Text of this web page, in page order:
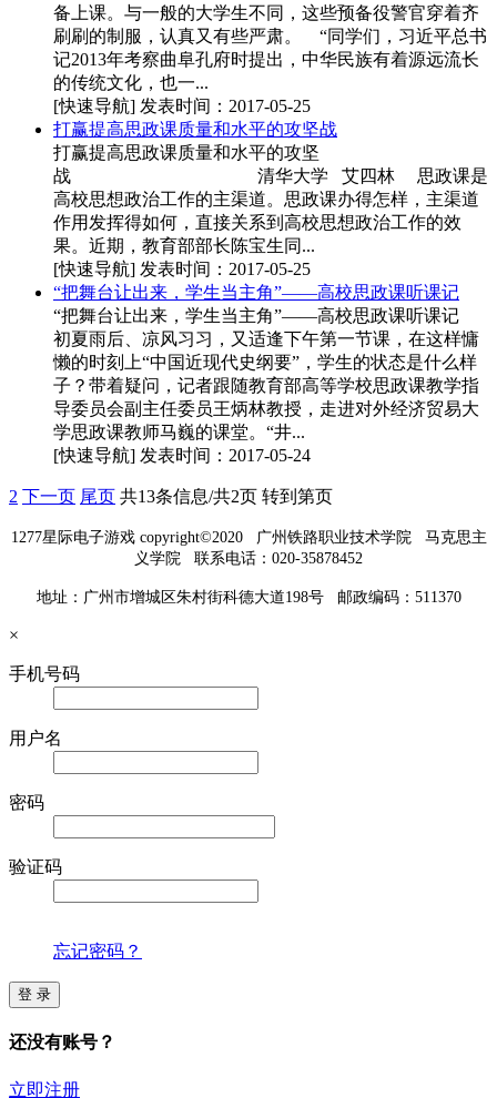
备上课。与一般的大学生不同，这些预备役警官穿着齐
刷刷的制服，认真又有些严肃。 “同学们，习近平总书
记2013年考察曲阜孔府时提出，中华民族有着源远流长
的传统文化，也一...
[快速导航] 发表时间：2017-05-25
打赢提高思政课质量和水平的攻坚战
打赢提高思政课质量和水平的攻坚
战 清华大学 艾四林 思政课是
高校思想政治工作的主渠道。思政课办得怎样，主渠道
作用发挥得如何，直接关系到高校思想政治工作的效
果。近期，教育部部长陈宝生同...
[快速导航] 发表时间：2017-05-25
“把舞台让出来，学生当主角”——高校思政课听课记
“把舞台让出来，学生当主角”——高校思政课听课记
初夏雨后、凉风习习，又适逢下午第一节课，在这样慵
懒的时刻上“中国近现代史纲要”，学生的状态是什么样
子？带着疑问，记者跟随教育部高等学校思政课教学指
导委员会副主任委员王炳林教授，走进对外经济贸易大
学思政课教师马巍的课堂。“井...
[快速导航] 发表时间：2017-05-24
2 下一页 尾页 共13条信息/共2页 转到第页
1277星际电子游戏 copyright©2020 广州铁路职业技术学院 马克思主
义学院 联系电话：020-35878452
地址：广州市增城区朱村街科德大道198号 邮政编码：511370
×
手机号码
用户名
密码
验证码
忘记密码？
登 录
还没有账号？
立即注册